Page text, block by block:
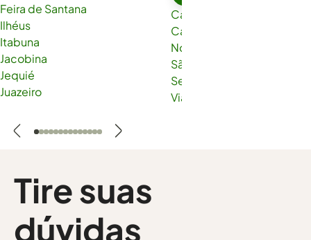
Feira de Santana
Ilhéus
Itabuna
Jacobina
Jequié
Juazeiro
Cachoeiro de Itapemirim
Cariacica
Nova Venécia
São Gabriel da Palha
Serra
Viana
Tire suas
dúvidas